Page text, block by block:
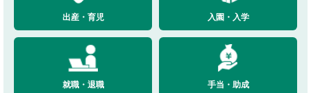
出産・育児 入園・入学
就職・退職 手当・助成